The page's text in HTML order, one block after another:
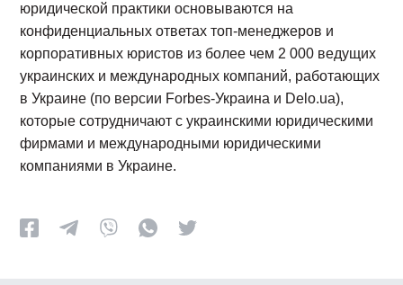
юридической практики основываются на
конфиденциальных ответах топ-менеджеров и
корпоративных юристов из более чем 2 000 ведущих
украинских и международных компаний, работающих
в Украине (по версии Forbes-Украина и Delo.ua),
которые сотрудничают с украинскими юридическими
фирмами и международными юридическими
компаниями в Украине.